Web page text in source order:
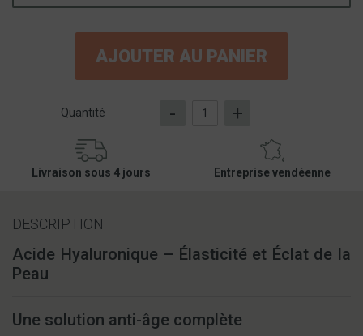
AJOUTER AU PANIER
Quantité - +
Livraison sous 4 jours Entreprise vendéenne
DESCRIPTION
Acide Hyaluronique – Élasticité et Éclat de la
Peau
Une solution anti-âge complète